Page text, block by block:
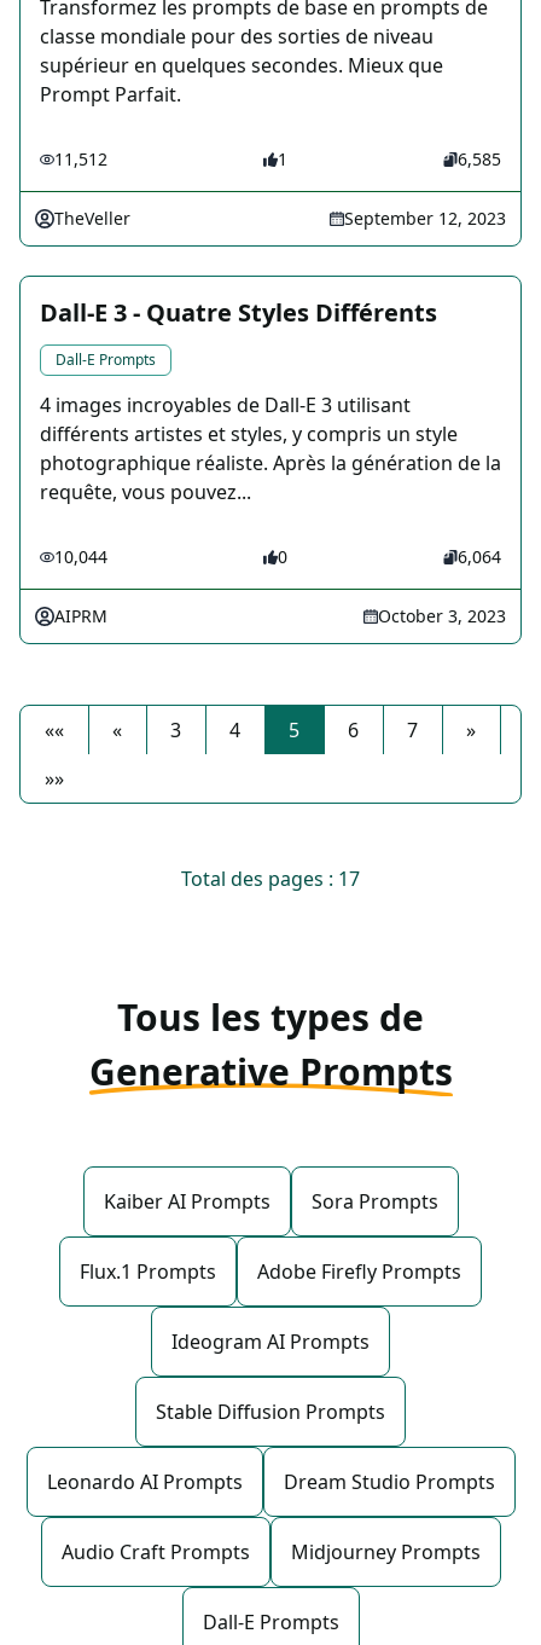
Transformez les prompts de base en prompts de
classe mondiale pour des sorties de niveau
supérieur en quelques secondes. Mieux que
Prompt Parfait.
11,512 1 6,585
TheVeller September 12, 2023
Dall-E 3 - Quatre Styles Différents
Dall-E Prompts
4 images incroyables de Dall-E 3 utilisant
différents artistes et styles, y compris un style
photographique réaliste. Après la génération de la
requête, vous pouvez...
10,044 0 6,064
AIPRM October 3, 2023
«« « 3 4 5 6 7
»
»»
Total des pages : 17
Tous les types de
Generative Prompts
Kaiber AI Prompts Sora Prompts
Flux.1 Prompts Adobe Firefly Prompts
Ideogram AI Prompts
Stable Diffusion Prompts
Leonardo AI Prompts Dream Studio Prompts
Audio Craft Prompts Midjourney Prompts
Dall-E Prompts